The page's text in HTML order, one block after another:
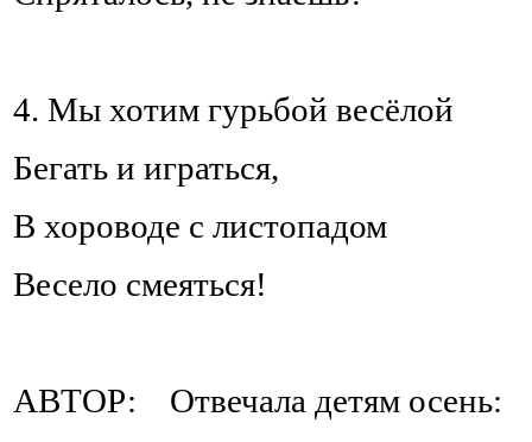
4. Мы хотим гурьбой весёлой
Бегать и играться,
В хороводе с листопадом
Весело смеяться!
АВТОР: Отвечала детям осень: